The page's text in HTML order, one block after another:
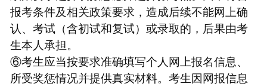
报考条件及相关政策要求，造成后续不能网上确
认、考试（含初试和复试）或录取的，后果由考
生本人承担。
⑥考生应当按要求准确填写个人网上报名信息、
所受奖惩情况并提供真实材料。考生因网报信息